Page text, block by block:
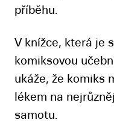
příběhu.
V knížce, která je
komiksovou
ukáže, že komiks
lékem na
samotu.